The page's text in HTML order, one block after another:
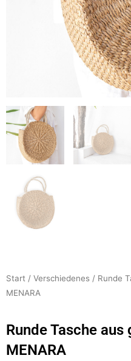
Start / Verschiedenes / Runde
MENARA
Runde Tasche
MENARA